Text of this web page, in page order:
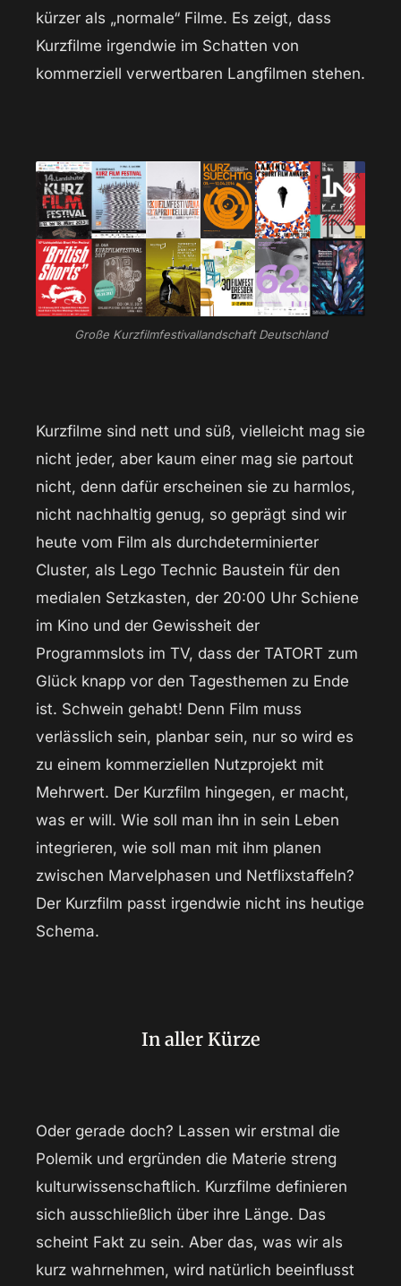
kürzer als „normale“ Filme. Es zeigt, dass
Kurzfilme irgendwie im Schatten von
kommerziell verwertbaren Langfilmen stehen.
Große Kurzfilmfestivallandschaft Deutschland
Kurzfilme sind nett und süß, vielleicht mag sie
nicht jeder, aber kaum einer mag sie partout
nicht, denn dafür erscheinen sie zu harmlos,
nicht nachhaltig genug, so geprägt sind wir
heute vom Film als durchdeterminierter
Cluster, als Lego Technic Baustein für den
medialen Setzkasten, der 20:00 Uhr Schiene
im Kino und der Gewissheit der
Programmslots im TV, dass der TATORT zum
Glück knapp vor den Tagesthemen zu Ende
ist. Schwein gehabt! Denn Film muss
verlässlich sein, planbar sein, nur so wird es
zu einem kommerziellen Nutzprojekt mit
Mehrwert. Der Kurzfilm hingegen, er macht,
was er will. Wie soll man ihn in sein Leben
integrieren, wie soll man mit ihm planen
zwischen Marvelphasen und Netflixstaffeln?
Der Kurzfilm passt irgendwie nicht ins heutige
Schema.
In aller Kürze
Oder gerade doch? Lassen wir erstmal die
Polemik und ergründen die Materie streng
kulturwissenschaftlich. Kurzfilme definieren
sich ausschließlich über ihre Länge. Das
scheint Fakt zu sein. Aber das, was wir als
kurz wahrnehmen, wird natürlich beeinflusst